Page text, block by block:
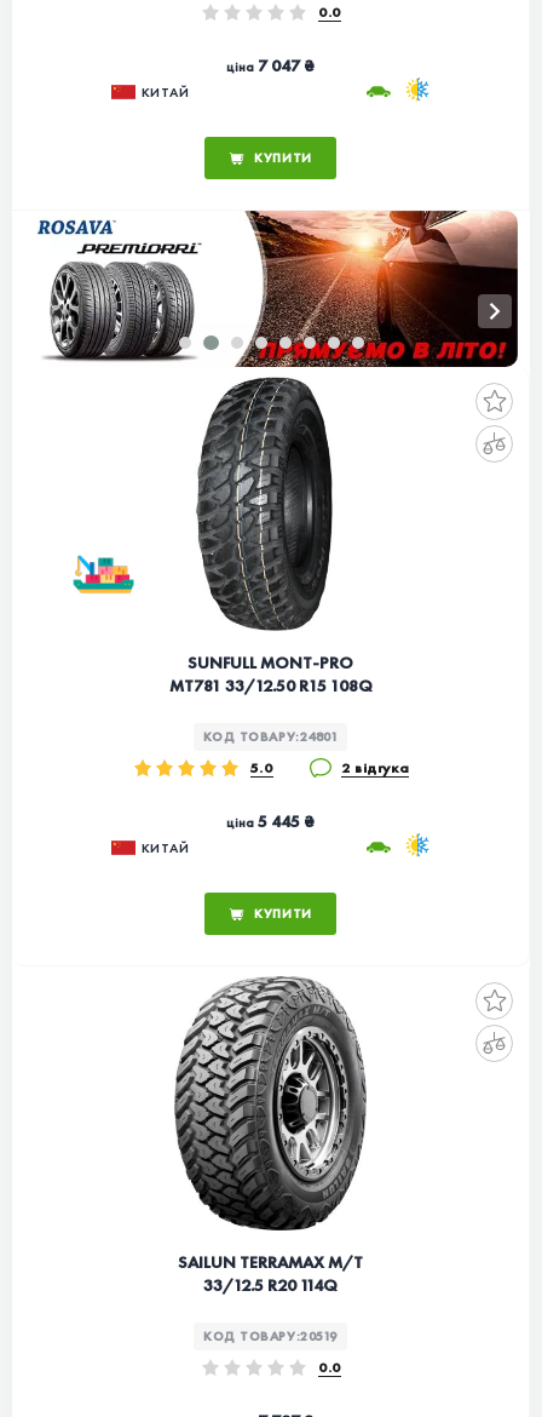
0.0
ціна 7 047 ₴
КИТАЙ
КУПИТИ
SUNFULL MONT-PRO
MT781 33/12.50 R15 108Q
КОД ТОВАРУ:24801
5.0 2 відгука
ціна 5 445 ₴
КИТАЙ
КУПИТИ
SAILUN TERRAMAX M/T
33/12.5 R20 114Q
КОД ТОВАРУ:20519
0.0